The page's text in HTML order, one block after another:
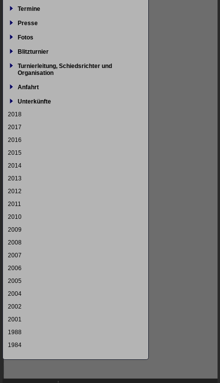
Termine
Presse
Fotos
Blitzturnier
Turnierleitung, Schiedsrichter und
Organisation
Anfahrt
Unterkünfte
2018
2017
2016
2015
2014
2013
2012
2011
2010
2009
2008
2007
2006
2005
2004
2002
2001
1988
1984